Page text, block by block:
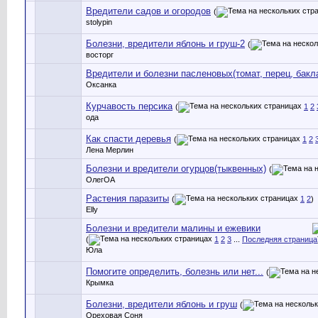
Вредители садов и огородов (
stolypin
Болезни, вредители яблонь и груш-2 (
восторг
Вредители и болезни пасленовых(томат, перец,
Оксанка
Курчавость персика ( 1 2
ода
Как спасти деревья ( 1 2
Лена Мерлин
Болезни и вредители огурцов(тыквенных) (
ОлегОА
Растения паразиты ( 1 2)
Elly
Болезни и вредители малины и ежевики
( 1 2 3 Последняя страница
Юла
Помогите определить, болезнь или нет... (
Крымка
Болезни, вредители яблонь и груш (
Ореховая Соня